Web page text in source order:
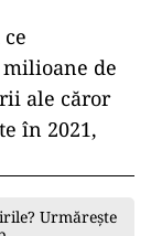
de
ale căror
în 2021,
Urmărește